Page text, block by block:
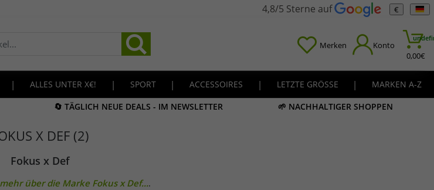
4,8/5 Sterne auf €
Merken Konto
0,00€
| ALLES UNTER X€! | SPORT | ACCESSOIRES | LETZTE GRÖSSE |
MARKEN A-Z
🔄 TÄGLICH NEUE DEALS - IM NEWSLETTER 🌱 NACHHALTIGER SHOPPEN
X DEF (2)
Fokus x Def
über die Marke Fokus x Def....